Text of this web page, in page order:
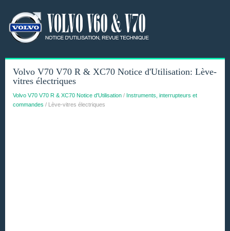
Volvo V70 V70 R & XC70 Notice d'Utilisation: Lève-
vitres électriques
Volvo V70 V70 R & XC70 Notice d'Utilisation / Instruments, interrupteurs et
commandes / Lève-vitres électriques